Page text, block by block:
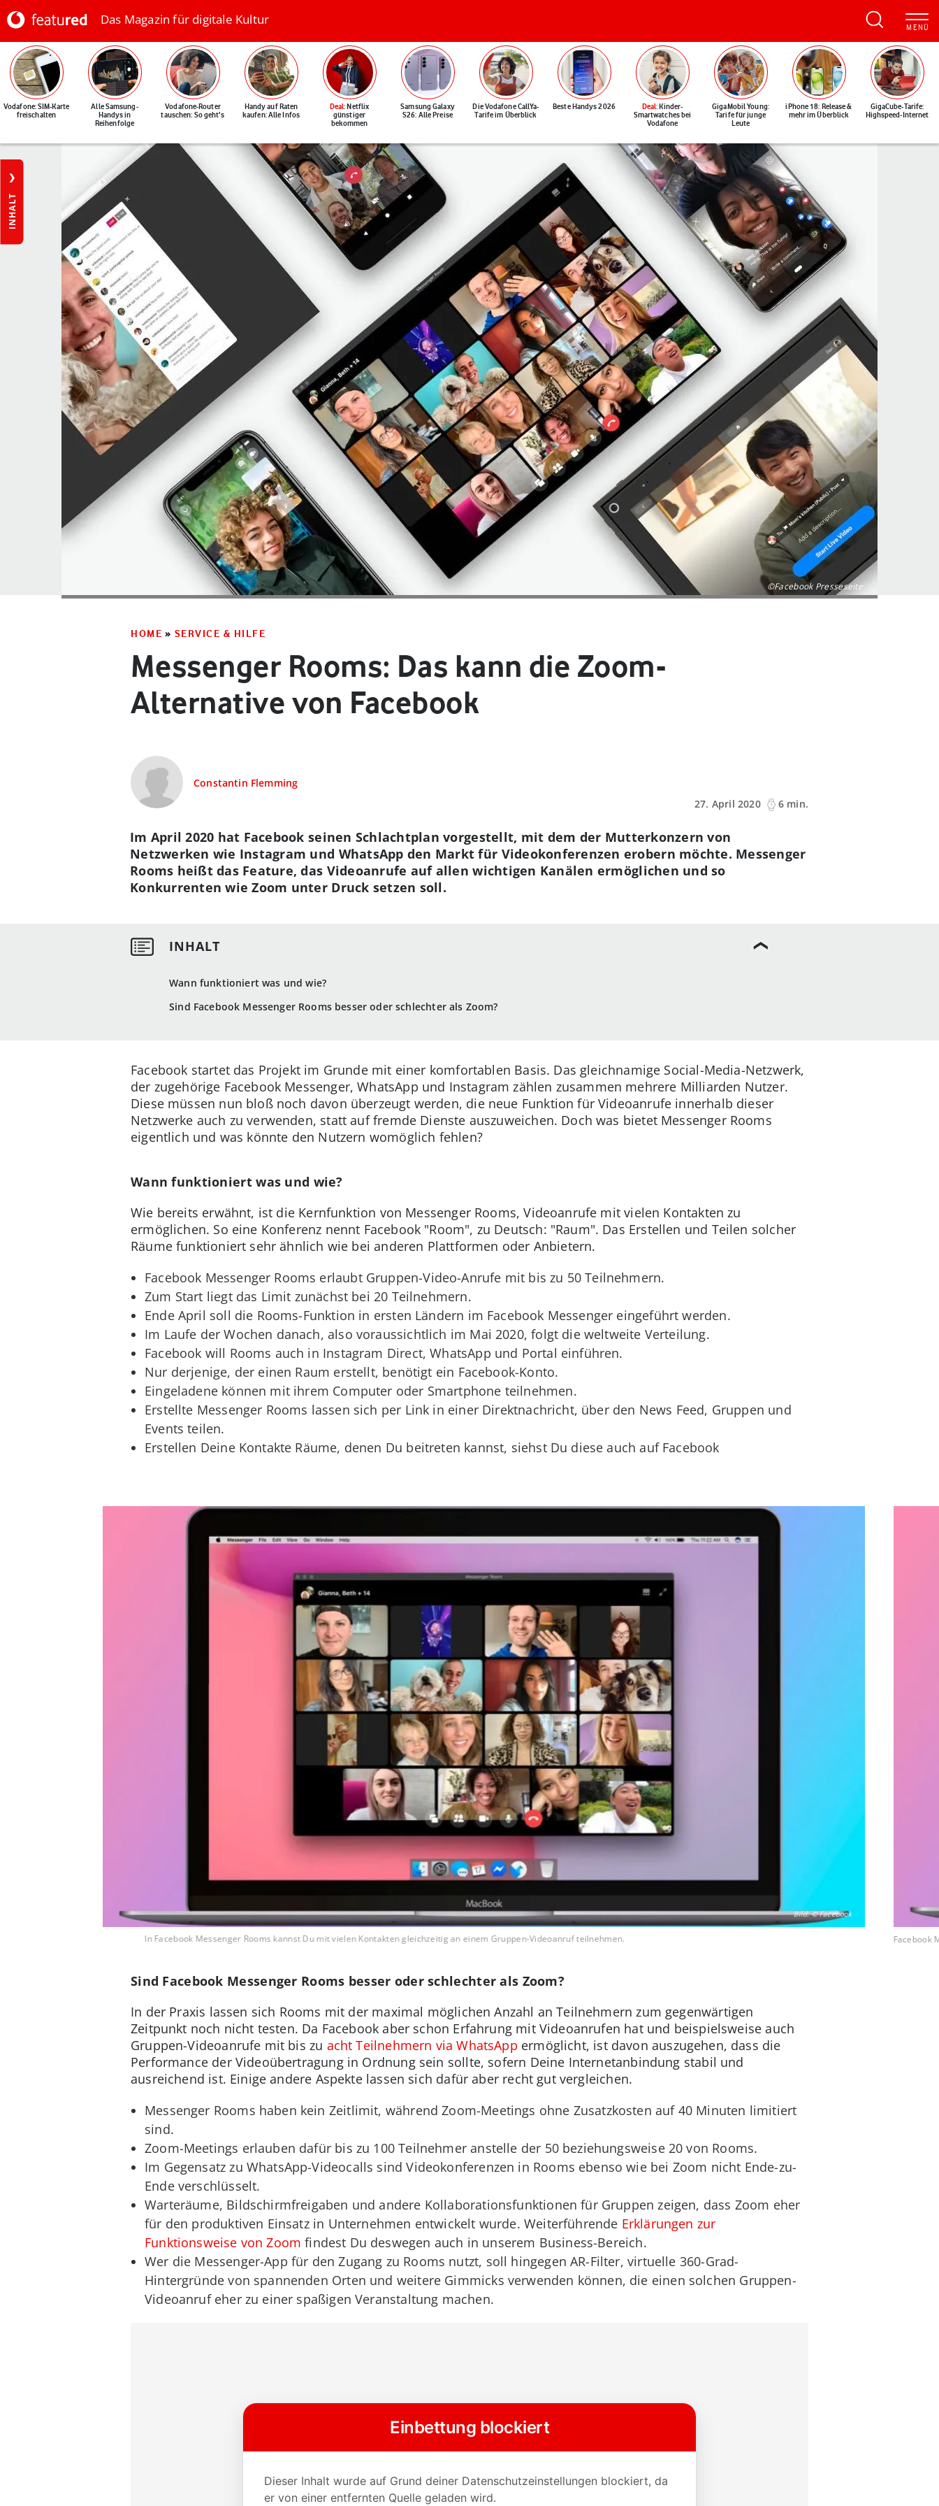
Das Magazin für digitale Kultur
Vodafone: SIM-Karte
freischalten
Alle Samsung-
Handys in
Reihenfolge
Vodafone-Router
tauschen: So geht's
Handy auf Raten
kaufen: Alle Infos
Deal: Netflix
günstiger
bekommen
Samsung Galaxy
S26: Alle Preise
Die Vodafone CallYa-
Tarife im Überblick
Beste Handys 2026 Deal: Kinder-
Smartwatches bei
Vodafone
GigaMobil Young:
Tarife für junge
Leute
iPhone 18: Release &
mehr im Überblick
GigaCube-Tarife:
Highspeed-Internet
INHALT
©Facebook Presseseite
HOME » SERVICE & HILFE
Messenger Rooms: Das kann die Zoom-
Alternative von Facebook
Constantin Flemming
27. April 2020
6 min.
Wann funktioniert was und wie?
Sind Facebook Messenger Rooms besser oder schlechter als Zoom?
Im April 2020 hat Facebook seinen Schlachtplan vorgestellt, mit dem der Mutterkonzern von
Netzwerken wie Instagram und WhatsApp den Markt für Videokonferenzen erobern möchte. Messenger
Rooms heißt das Feature, das Videoanrufe auf allen wichtigen Kanälen ermöglichen und so
Konkurrenten wie Zoom unter Druck setzen soll.
Facebook startet das Projekt im Grunde mit einer komfortablen Basis. Das gleichnamige Social-Media-Netzwerk,
der zugehörige Facebook Messenger, WhatsApp und Instagram zählen zusammen mehrere Milliarden Nutzer.
Diese müssen nun bloß noch davon überzeugt werden, die neue Funktion für Videoanrufe innerhalb dieser
Netzwerke auch zu verwenden, statt auf fremde Dienste auszuweichen. Doch was bietet Messenger Rooms
eigentlich und was könnte den Nutzern womöglich fehlen?
Wann funktioniert was und wie?
Wie bereits erwähnt, ist die Kernfunktion von Messenger Rooms, Videoanrufe mit vielen Kontakten zu
ermöglichen. So eine Konferenz nennt Facebook "Room", zu Deutsch: "Raum". Das Erstellen und Teilen solcher
Räume funktioniert sehr ähnlich wie bei anderen Plattformen oder Anbietern.
Facebook Messenger Rooms erlaubt Gruppen-Video-Anrufe mit bis zu 50 Teilnehmern.
Zum Start liegt das Limit zunächst bei 20 Teilnehmern.
Ende April soll die Rooms-Funktion in ersten Ländern im Facebook Messenger eingeführt werden.
Im Laufe der Wochen danach, also voraussichtlich im Mai 2020, folgt die weltweite Verteilung.
Facebook will Rooms auch in Instagram Direct, WhatsApp und Portal einführen.
Nur derjenige, der einen Raum erstellt, benötigt ein Facebook-Konto.
Eingeladene können mit ihrem Computer oder Smartphone teilnehmen.
Erstellte Messenger Rooms lassen sich per Link in einer Direktnachricht, über den News Feed, Gruppen und
Events teilen.
Erstellen Deine Kontakte Räume, denen Du beitreten kannst, siehst Du diese auch auf Facebook
In Facebook Messenger Rooms kannst Du mit vielen Kontakten gleichzeitig an einem Gruppen-Videoanruf teilnehmen.
Bild: © Facebook
Facebook
Sind Facebook Messenger Rooms besser oder schlechter als Zoom?
In der Praxis lassen sich Rooms mit der maximal möglichen Anzahl an Teilnehmern zum gegenwärtigen
Zeitpunkt noch nicht testen. Da Facebook aber schon Erfahrung mit Videoanrufen hat und beispielsweise auch
Gruppen-Videoanrufe mit bis zu acht Teilnehmern via WhatsApp ermöglicht, ist davon auszugehen, dass die
Performance der Videoübertragung in Ordnung sein sollte, sofern Deine Internetanbindung stabil und
ausreichend ist. Einige andere Aspekte lassen sich dafür aber recht gut vergleichen.
Messenger Rooms haben kein Zeitlimit, während Zoom-Meetings ohne Zusatzkosten auf 40 Minuten limitiert
sind.
Zoom-Meetings erlauben dafür bis zu 100 Teilnehmer anstelle der 50 beziehungsweise 20 von Rooms.
Im Gegensatz zu WhatsApp-Videocalls sind Videokonferenzen in Rooms ebenso wie bei Zoom nicht Ende-zu-
Ende verschlüsselt.
Warteräume, Bildschirmfreigaben und andere Kollaborationsfunktionen für Gruppen zeigen, dass Zoom eher
für den produktiven Einsatz in Unternehmen entwickelt wurde. Weiterführende Erklärungen zur
Funktionsweise von Zoom findest Du deswegen auch in unserem Business-Bereich.
Wer die Messenger-App für den Zugang zu Rooms nutzt, soll hingegen AR-Filter, virtuelle 360-Grad-
Hintergründe von spannenden Orten und weitere Gimmicks verwenden können, die einen solchen Gruppen-
Videoanruf eher zu einer spaßigen Veranstaltung machen.